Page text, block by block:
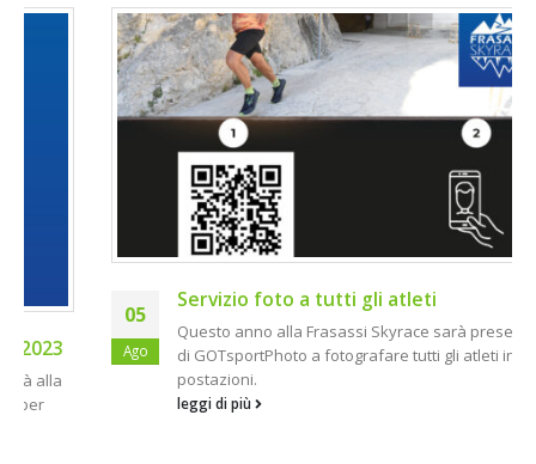
05
Ago
Servizio foto a tutti gli atleti
Questo anno alla Frasassi Skyrace sarà presente lo staff
di GOTsportPhoto a fotografare tutti gli atleti in più